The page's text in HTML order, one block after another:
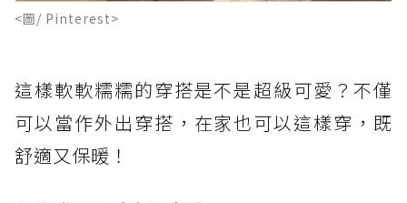
<圖/ Pinterest>
這樣軟軟糯糯的穿搭是不是超級可愛？不僅
可以當作外出穿搭，在家也可以這樣穿，既
舒適又保暖！